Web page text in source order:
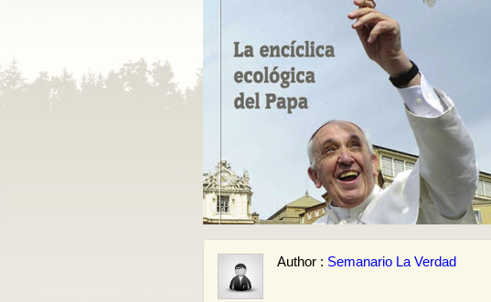
Author : Semanario La Verdad